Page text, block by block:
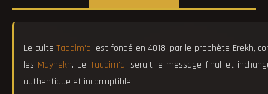
Le culteTaqdim'al est fondé en 4018, par le prophète Erekh,
les Maynekh. Le Taqdim'al serait le message final et
authentique et incorruptible.